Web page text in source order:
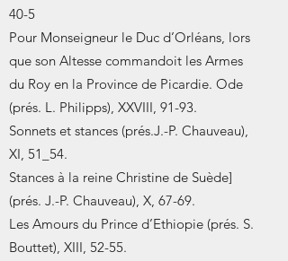
40-5
Pour Monseigneur le Duc d’Orléans, lors
que son Altesse commandoit les Armes
du Roy en la Province de Picardie. Ode
(prés. L. Philipps), XXVIII, 91-93.
Sonnets et stances (prés.J.-P. Chauveau),
XI, 51_54.
Stances à la reine Christine de Suède]
(prés. J.-P. Chauveau), X, 67-69.
Les Amours du Prince d’Ethiopie (prés. S.
Bouttet), XIII, 52-55.